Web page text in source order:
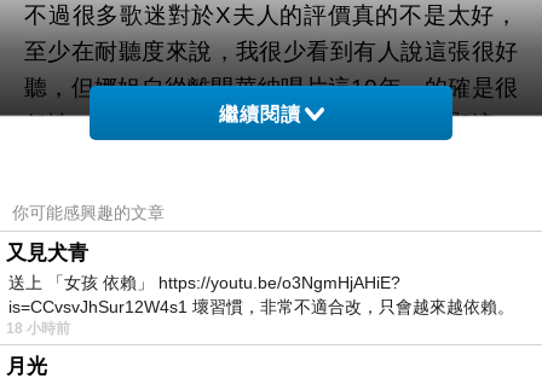
不過很多歌迷對於X夫人的評價真的不是太好，
至少在耐聽度來說，我很少看到有人說這張很好
聽，但娜姐自從離開華納唱片這10年，的確是很
任性，她完全依照她的意思出唱片，但明顯這一
的喟嘆也無法讓時光倒流，不過娜姊想做世界音
樂的企圖心，在X夫人這張音樂專輯裡，是真的
很徹底，一如過往的，如果瑪丹娜對她的音樂有
不確定性，她就不會推出。
繼續閱讀
你可能感興趣的文章
又見犬青
送上 「女孩 依賴」 https://youtu.be/o3NgmHjAHiE?
is=CCvsvJhSur12W4s1 壞習慣，非常不適合改，只會越來越依賴。
我害怕的
18 小時前
月光